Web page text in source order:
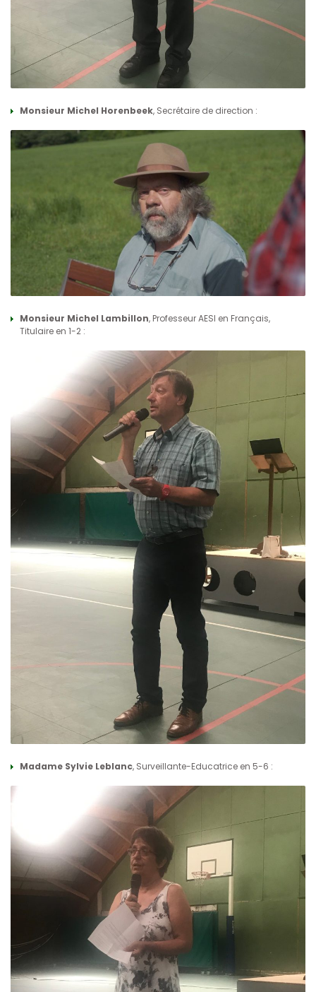
Monsieur Michel Horenbeek, Secrétaire de direction :
Monsieur Michel Lambillon, Professeur AESI en Français,
Titulaire en 1-2 :
Madame Sylvie Leblanc, Surveillante-Educatrice en 5-6 :